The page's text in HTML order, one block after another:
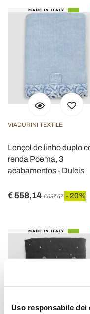
Uso responsabile dei
VIADURINI TEXTILE
Lençol de linho duplo
renda Poema, 3
acabamentos - Dulcis
€ 558,14 € 697,67 - 20%